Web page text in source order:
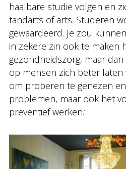
haalbare studie volgen en
tandarts of arts. Studeren
gewaardeerd. Je zou
in zekere zin ook te maken
gezondheidszorg, maar
op mensen zich beter
om proberen te genezen
problemen, maar ook het
preventief werken.’